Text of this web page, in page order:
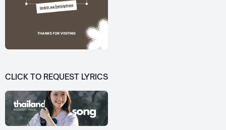
CLICK TO REQUEST LYRICS